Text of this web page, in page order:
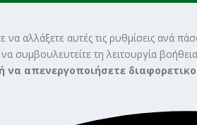
αλλάξετε αυτές τις ρυθμίσεις ανά
συμβουλευτείτε τη λειτουργία
να απενεργοποιήσετε